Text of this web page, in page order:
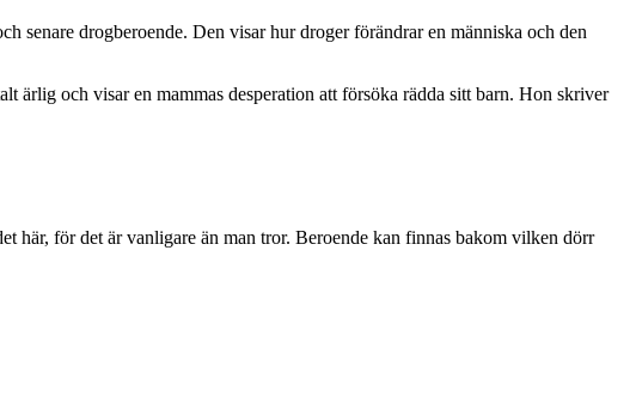
senare drogberoende. Den visar hur droger förändrar en människa och den
ärlig och visar en mammas desperation att försöka rädda sitt barn. Hon skriver
här, för det är vanligare än man tror. Beroende kan finnas bakom vilken dörr